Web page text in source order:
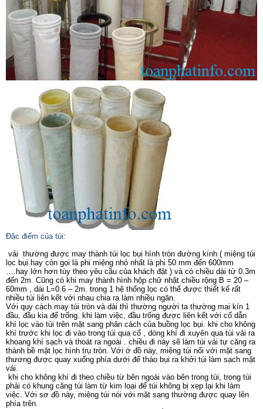
Đặc điểm của túi:
vải thường được may thành túi lọc bụi hình tròn đường kính ( miệng túi
lọc bụi hay còn gọi là phi miệng nhỏ nhất là phi 50 mm đến 600mm
….hay lớn hơn tùy theo yêu cầu của khách đặt ) và có chiều dài từ 0.3m
đến 2m. Cũng có khi may thành hình hộp chữ nhật chiều rộng B = 20 –
60mm , dài L=0.6 – 2m. trong 1 hệ thống lọc có thể được thiết kế rất
nhiều túi liên kết với nhau chia ra làm nhiều ngăn.
Với quy cách may túi tròn và dài thì thường người ta thường mai kín 1
đầu, đầu kia để trống. khi làm việc, đầu trống được liên kết với cổ dẫn
khí lọc vào túi trên mặt sang phân cách của buồng lọc bụi. khi cho không
khí trước khi lọc đi vào trong túi qua cổ , dòng khí đi xuyên qua túi vải ra
khoang khí sạch và thoát ra ngoài . chiều đi này sẽ làm túi vải tự căng ra
thành bề mặt lọc hình trụ tròn. Với ớ đồ này, miệng túi nối với mặt sang
thương được quay xuống phía dưới để tháo bụi ra khởi túi làm sạch mặt
vải.
khi cho không khí đi theo chiều từ bên ngoài vào bên trong túi, trong túi
phải có khung căng túi làm từ kim loại để túi không bị xẹp lại khi làm
việc. Với sơ đồ này, miệng túi nói với mặt sang thường được quay lên
phía trên.